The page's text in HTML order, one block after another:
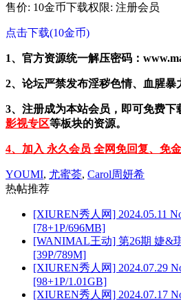
售价: 10金币下载权限: 注册会员
点击下载(10金币)
1、官方资源统一解压密码：
2、论坛严禁发布淫秽色情、血腥暴
3、注册成为本站会员，即可免费下
影视专区等板块的资源。
4、加入 永久会员 全网免回复、免
YOUMI, 尤蜜荟, Carol周妍希
热帖推荐
[XIUREN秀人网] 2024.05.11
[78+1P/696MB]
[WANIMAL王动] 第26期 婕&
[39P/789M]
[XIUREN秀人网] 2024.07.29
[98+1P/1.01GB]
[XIUREN秀人网] 2024.07.17